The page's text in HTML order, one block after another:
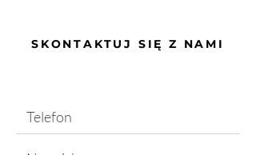
SKONTAKTUJ SIĘ Z NAMI